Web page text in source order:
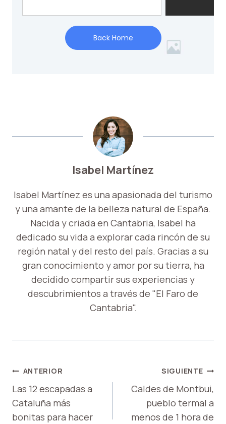
Isabel Martínez
Isabel Martínez es una apasionada del turismo
y una amante de la belleza natural de España.
Nacida y criada en Cantabria, Isabel ha
dedicado su vida a explorar cada rincón de su
región natal y del resto del país. Gracias a su
gran conocimiento y amor por su tierra, ha
decidido compartir sus experiencias y
descubrimientos a través de "El Faro de
Cantabria".
NAVEGACIÓN
DE
ENTRADAS
ANTERIOR
Las 12 escapadas a
Cataluña más
bonitas para hacer
SIGUIENTE
Caldes de Montbui,
pueblo termal a
menos de 1 hora de